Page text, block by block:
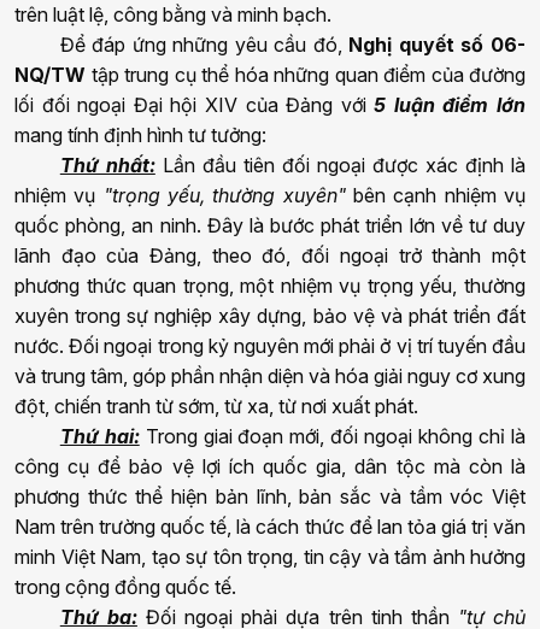
trên luật lệ, công bằng và minh bạch.
Để đáp ứng những yêu cầu đó, Nghị quyết số 06-
NQ/TW tập trung cụ thể hóa những quan điểm của đường
lối đối ngoại Đại hội XIVcủa Đảng với5 luận điểm lớn
mang tính định hình tư tưởng:
Thứ nhất: Lần đầu tiên đối ngoại được xác định là
nhiệm vụ "trọng yếu, thường xuyên"bên cạnh nhiệm vụ
quốc phòng, an ninh. Đây là bước phát triển lớn về tư duy
lãnh đạo của Đảng, theo đó, đối ngoại trở thành một
phương thức quan trọng, một nhiệm vụ trọng yếu, thường
xuyên trong sự nghiệp xây dựng bảo vệvà phát triển đất
nước.Đối ngoại trong kỷ nguyên mới phải ở vị trí tuyến đầu
và trung tâm, góp phần nhận diện và hóa giải nguy cơ xung
đột, chiến tranh từ sớm từ xa , từ nơi xuất phát.
Thứ hai: Trong giai đoạn mới , đối ngoại không chỉ là
công cụ để bảo vệ lợi ích quốc gia, dân tộc mà còn là
phương thức thể hiện bản lĩnh, bản sắc và tầm vóc Việt
Nam trên trường quốc tế, là cách thức để lan tỏa giá trị văn
minh Việt Nam, tạo sự tôn trọng, tin cậy và tầm ảnh hưởng
trong cộng đồng quốc tế.
Thứ ba:Đối ngoại phải dựa trên tinh thần "tự chủ